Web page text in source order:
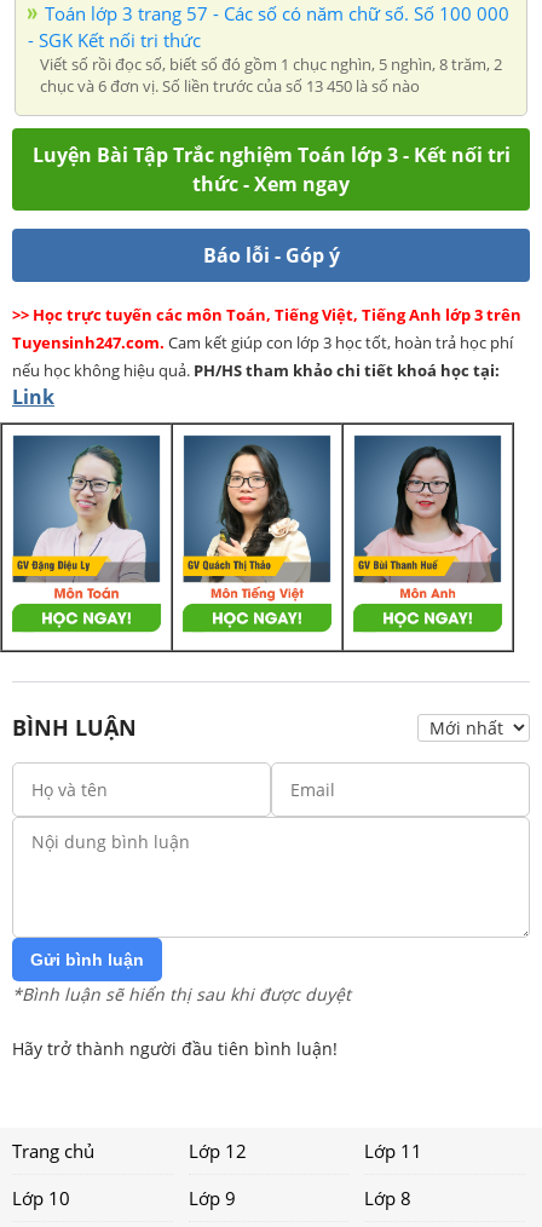
Toán lớp 3 trang 57 - Các số có năm chữ số. Số 100 000
- SGK Kết nối tri thức
Viết số rồi đọc số, biết số đó gồm 1 chục nghìn, 5 nghìn, 8 trăm, 2
chục và 6 đơn vị. Số liền trước của số 13 450 là số nào
Luyện Bài Tập Trắc nghiệm Toán lớp 3 - Kết nối tri
thức - Xem ngay
Báo lỗi - Góp ý
>> Học trực tuyến các môn Toán, Tiếng Việt, Tiếng Anh lớp 3 trên
Tuyensinh247.com. Cam kết giúp con lớp 3 học tốt, hoàn trả học phí
nếu học không hiệu quả. PH/HStham khảo chi tiết khoá học tại:
Link
BÌNH LUẬN
Gửi bình luận
*Bình luận sẽ hiển thị sau khi được duyệt
Hãy trở thành người đầu tiên bình luận!
Trang chủ Lớp 12
Lớp 11
Lớp 10
Lớp 9 Lớp 8